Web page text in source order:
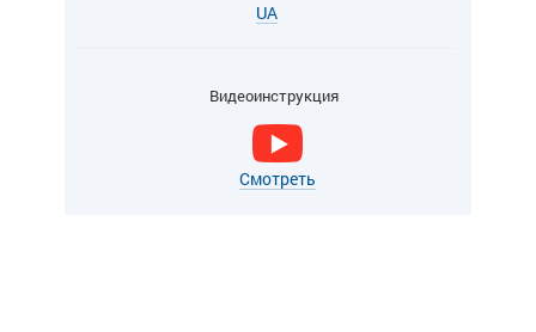
UA
Видеоинструкция
Смотреть